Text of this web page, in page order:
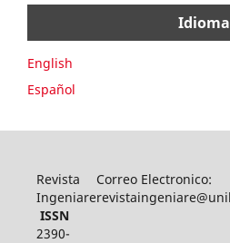
Idioma
English
Español
Revista
Ingeniare
ISSN
2390-
Correo Electronico: